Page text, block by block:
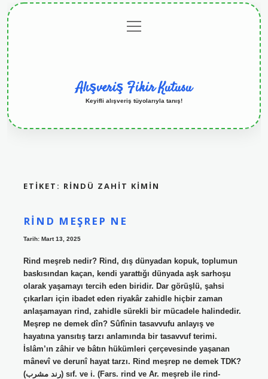
menüyü
aç
Alışveriş Fikir Kutusu
Keyifli alışveriş tüyolarıyla tanış!
ETIKET: RINDÜ ZAHIT KIMIN
RIND MEŞREP NE
Tarih: Mart 13, 2025
Rind meşreb nedir? Rind, dış dünyadan kopuk, toplumun
baskısından kaçan, kendi yarattığı dünyada aşk sarhoşu
olarak yaşamayı tercih eden biridir. Dar görüşlü, şahsi
çıkarları için ibadet eden riyakâr zahidle hiçbir zaman
anlaşamayan rind, zahidle sürekli bir mücadele halindedir.
Meşrep ne demek dîn? Sûfînin tasavvufu anlayış ve
hayatına yansıtış tarzı anlamında bir tasavvuf terimi.
İslâm’ın zâhir ve bâtın hükümleri çerçevesinde yaşanan
mânevî ve derunî hayat tarzı. Rind meşrep ne demek TDK?
(ﺭﻧﺪ ﻣﺸﺮﺏ) sıf. ve i. (Fars. rind ve Ar. meşreb ile rind-